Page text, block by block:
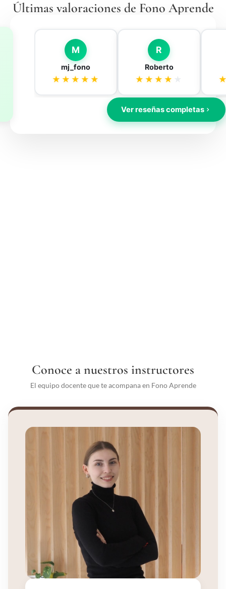
Últimas valoraciones de Fono Aprende
Conoce a nuestros instructores
El equipo docente que te acompana en Fono Aprende